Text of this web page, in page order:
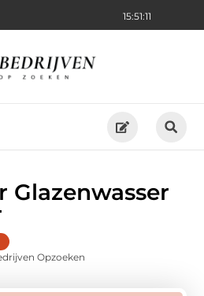
15:51:12
Glazenwasser
Opzoeken